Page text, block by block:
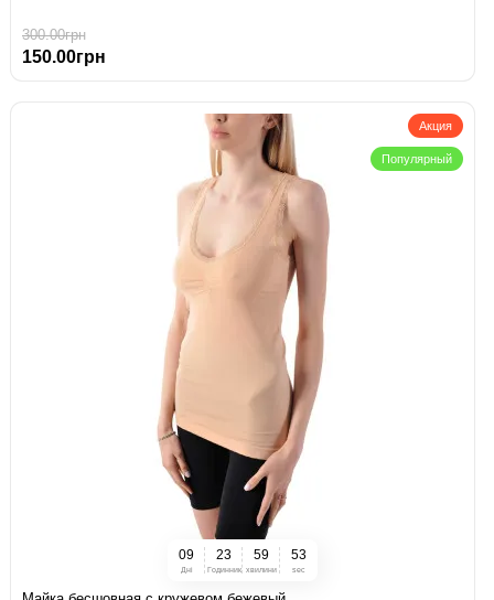
300.00грн
150.00грн
Акция
Популярный
09
Дні
23
Годинник
59
хвилини
52
sec